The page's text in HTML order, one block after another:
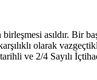
asıldır. Bir
olarak
ve 2/4 Sayılı